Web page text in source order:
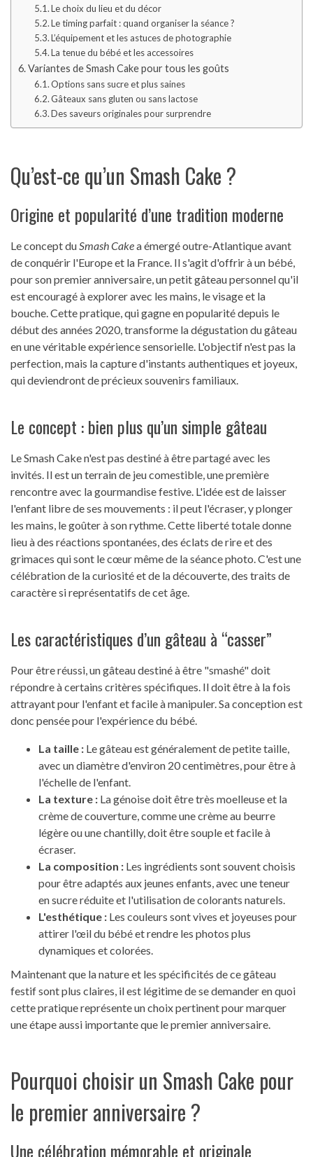
Le choix du lieu et du décor
Le timing parfait : quand organiser la séance ?
L’équipement et les astuces de photographie
La tenue du bébé et les accessoires
Variantes de Smash Cake pour tous les goûts
Options sans sucre et plus saines
Gâteaux sans gluten ou sans lactose
Des saveurs originales pour surprendre
Qu’est-ce qu’un Smash Cake ?
Origine et popularité d’une tradition moderne
Le concept duSmash Cakea émergé outre-Atlantique avant
de conquérir l'Europe et la France. Il s'agit d'offrir à un bébé,
pour son premier anniversaire, un petit gâteau personnel qu'il
est encouragé à explorer avec les mains, le visage et la
bouche. Cette pratique, qui gagne en popularité depuis le
début des années 2020, transforme la dégustation du gâteau
en une véritable expérience sensorielle. L'objectif n'est pas la
perfection, mais la capture d'instants authentiques et joyeux,
qui deviendront de précieux souvenirs familiaux.
Le concept : bien plus qu’un simple gâteau
Le Smash Cake n'est pas destiné à être partagé avec les
invités. Il est un terrain de jeu comestible, une première
rencontre avec la gourmandise festive. L'idée est de laisser
l'enfant libre de ses mouvements : il peut l'écraser, y plonger
les mains, le goûter à son rythme. Cette liberté totale donne
lieu à des réactions spontanées, des éclats de rire et des
grimaces qui sont le cœur même de la séance photo. C'est une
célébration de la curiosité et de la découverte, des traits de
caractère si représentatifs de cet âge.
Les caractéristiques d’un gâteau à “casser”
Pour être réussi, un gâteau destiné à être "smashé" doit
répondre à certains critères spécifiques. Il doit être à la fois
attrayant pour l'enfant et facile à manipuler. Sa conception est
donc pensée pour l'expérience du bébé.
La taille : Le gâteau est généralement de petite taille,
avec un diamètre d'environ 20 centimètres, pour être à
l'échelle de l'enfant.
La texture : La génoise doit être très moelleuse et la
crème de couverture, comme une crème au beurre
légère ou une chantilly, doit être souple et facile à
écraser.
La composition : Les ingrédients sont souvent choisis
pour être adaptés aux jeunes enfants, avec une teneur
en sucre réduite et l'utilisation de colorants naturels.
L'esthétique : Les couleurs sont vives et joyeuses pour
attirer l'œil du bébé et rendre les photos plus
dynamiques et colorées.
Maintenant que la nature et les spécificités de ce gâteau
festif sont plus claires, il est légitime de se demander en quoi
cette pratique représente un choix pertinent pour marquer
une étape aussi importante que le premier anniversaire.
Pourquoi choisir un Smash Cake pour
le premier anniversaire ?
Une célébration mémorable et originale